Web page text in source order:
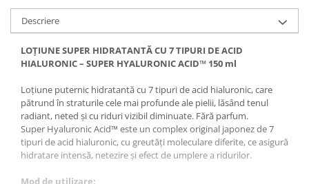
Descriere
LOȚIUNE SUPER HIDRATANTĂ CU 7 TIPURI DE ACID
HIALURONIC – SUPER HYALURONIC ACID™ 150 ml
Loțiune puternic hidratantă cu 7 tipuri de acid hialuronic, care
pătrund în straturile cele mai profunde ale pielii, lăsând tenul
radiant, neted și cu riduri vizibil diminuate. Fără parfum.
Super Hyaluronic Acid™ este un complex original japonez de 7
tipuri de acid hialuronic, cu greutăți moleculare diferite, ce asigură
hidratare intensă, netezire și efect de umplere a ridurilor.
Mod de utilizare: